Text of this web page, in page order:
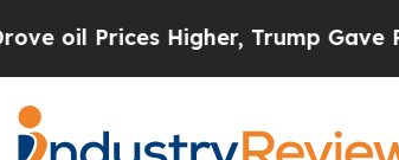
Prices Higher, Trump Gave